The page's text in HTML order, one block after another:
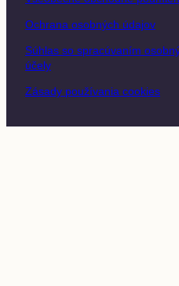
Ochrana osobných údajov
Súhlas so spracúvaním
účely
Zásady používania cookies